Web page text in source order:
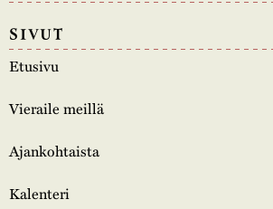
SIVUT
Etusivu
Vieraile meillä
Ajankohtaista
Kalenteri